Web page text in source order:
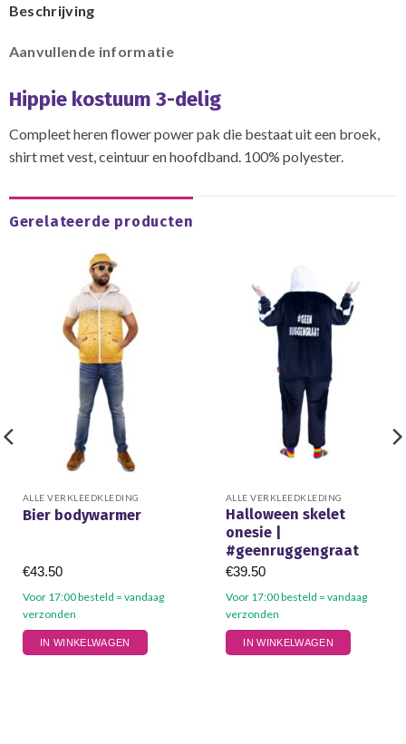
Beschrijving
Aanvullende informatie
Hippie kostuum 3-delig
Compleet heren flower power pak die bestaat uit een broek,
shirt met vest, ceintuur en hoofdband. 100% polyester.
Gerelateerde producten
ALLE VERKLEEDKLEDING
Bier bodywarmer
Voor 17:00 besteld = vandaag
verzonden
€43.50
IN WINKELWAGEN
Dit
product
ALLE VERKLEEDKLEDING
Halloween skelet
onesie |
#geenruggengraat
Voor 17:00 besteld = vandaag
verzonden
€39.50
IN WINKELWAGEN
Dit
product